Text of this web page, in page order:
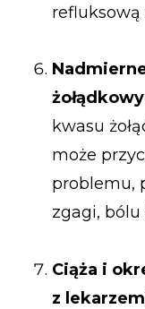
refluksową
kwasu
może
problemu,
zgagi, bólu
Ciąża i
z